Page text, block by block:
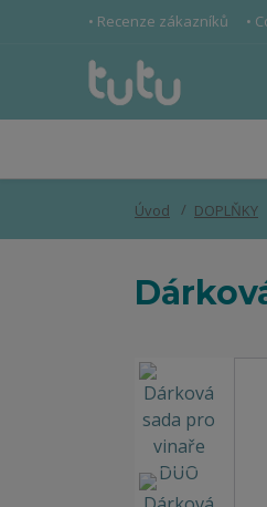
• Recenze zákazníků •
Úvod DOPLŇKY